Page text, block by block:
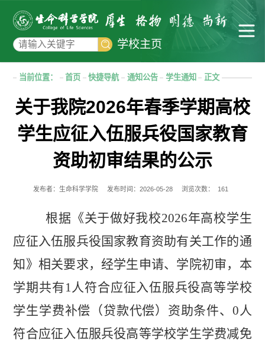
学校主页
当前位置： 首页 快捷导航 通知公告 学生通知 正文
关于我院2026年春季学期高校
学生应征入伍服兵役国家教育
资助初审结果的公示
发布者：生命科学学院 发布时间：2026-05-28 浏览次数： 161
根据《关于做好我校2026年高校学生
应征入伍服兵役国家教育资助有关工作的通
知》相关要求，经学生申请、学院初审，本
学期共有1人符合应征入伍服兵役高等学校
学生学费补偿（贷款代偿）资助条件、 0人
符合应征入伍服兵役高等学校学生学费减免